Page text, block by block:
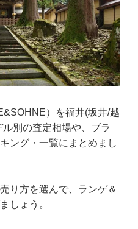
）を福井(坂井/越
別の査定相場や、ブラ
ング・一覧にまとめまし
り方を選んで、ランゲ＆
しょう。